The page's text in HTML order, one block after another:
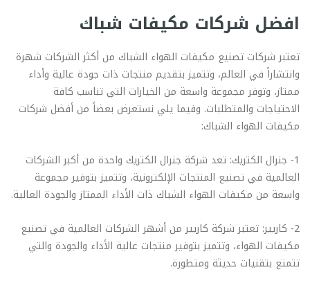
افضل شركات مكيفات شباك
تعتبر شركات تصنيع مكيفات الهواء الشباك من أكثر الشركات شهرة
وانتشاراً في العالم، وتتميز بتقديم منتجات ذات جودة عالية وأداء
ممتاز، وتوفر مجموعة واسعة من الخيارات التي تناسب كافة
الاحتياجات والمتطلبات. وفيما يلي نستعرض بعضاً من أفضل شركات
مكيفات الهواء الشباك:
1- جنرال الكتريك: تعد شركة جنرال الكتريك واحدة من أكبر الشركات
العالمية في تصنيع المنتجات الإلكترونية، وتتميز بتوفير مجموعة
واسعة من مكيفات الهواء الشباك ذات الأداء الممتاز والجودة العالية.
2- كاريير: تعتبر شركة كاريير من أشهر الشركات العالمية في تصنيع
مكيفات الهواء، وتتميز بتوفير منتجات عالية الأداء والجودة والتي
تتمتع بتقنيات حديثة ومتطورة.